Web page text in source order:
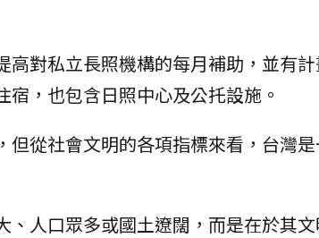
對私立長照機構的每月補助，並有
，也包含日照中心及公托設施。
從社會文明的各項指標來看，台灣
人口眾多或國土遼闊，而是在於其